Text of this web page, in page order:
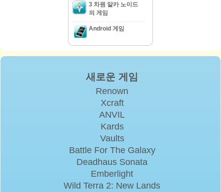
3 차원 알카 노이드
의 게임
Android 게임
새로운 게임
Renown
Xcraft
ANVIL
Kards
Vaults
Battle For The Galaxy
Deadhaus Sonata
Emberlight
Wild Terra 2: New Lands